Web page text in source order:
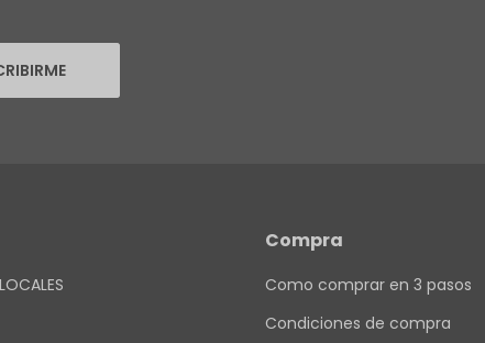
Compra
Como comprar en 3 pasos
Condiciones de compra